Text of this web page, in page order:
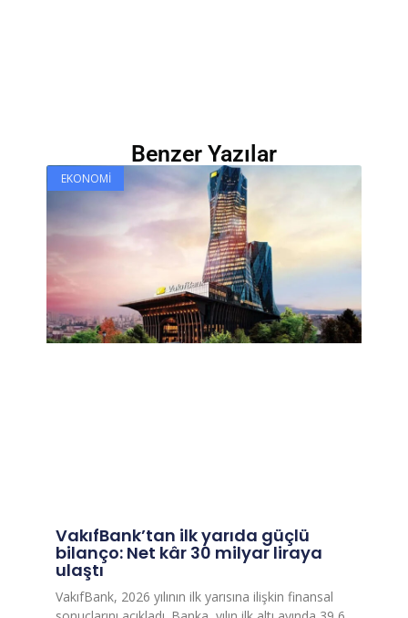
Benzer Yazılar
EKONOMI
VakıfBank’tan ilk yarıda güçlü
bilanço: Net kâr 30 milyar liraya
ulaştı
VakıfBank, 2026 yılının ilk yarısına ilişkin finansal